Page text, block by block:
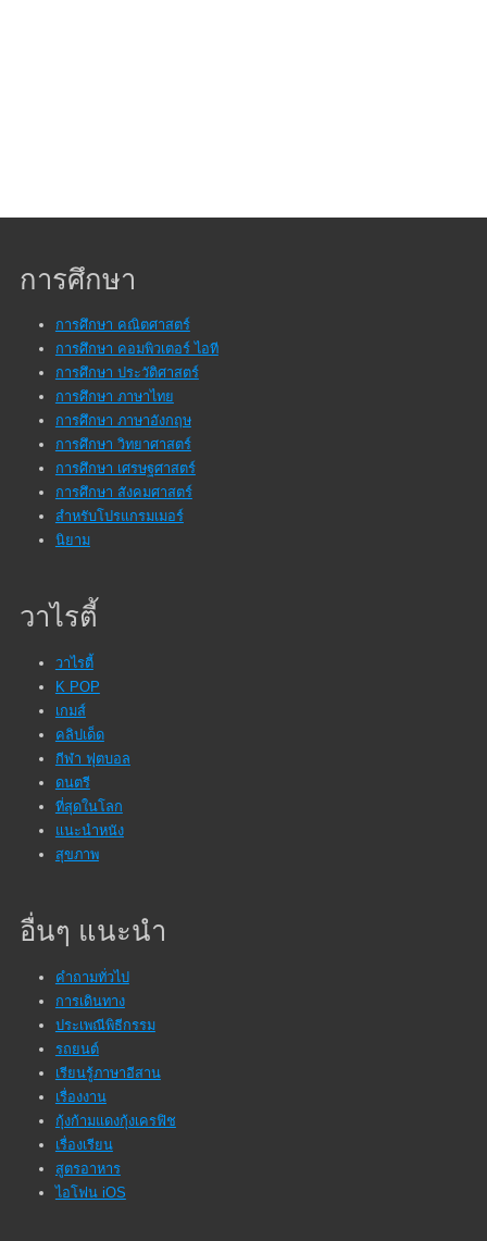
การศึกษา
การศึกษา คณิตศาสตร์
การศึกษา คอมพิวเตอร์ ไอที
การศึกษา ประวัติศาสตร์
การศึกษา ภาษาไทย
การศึกษา ภาษาอังกฤษ
การศึกษา วิทยาศาสตร์
การศึกษา เศรษฐศาสตร์
การศึกษา สังคมศาสตร์
สำหรับโปรแกรมเมอร์
นิยาม
วาไรตี้
วาไรตี้
K POP
เกมส์
คลิปเด็ด
กีฬา ฟุตบอล
ดนตรี
ที่สุดในโลก
แนะนำหนัง
สุขภาพ
อื่นๆ แนะนำ
คำถามทั่วไป
การเดินทาง
ประเพณีพิธีกรรม
รถยนต์
เรียนรู้ภาษาอีสาน
เรื่องงาน
กุ้งก้ามแดงกุ้งเครฟิช
เรื่องเรียน
สูตรอาหาร
ไอโฟน iOS